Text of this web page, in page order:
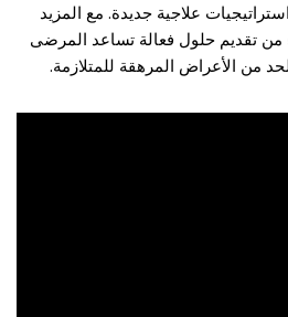
علاجية جديدة. مع المزيد
من تقديم حلول فعالة تساعد المرضى
من الأعراض المرهقة للمتلازمة.